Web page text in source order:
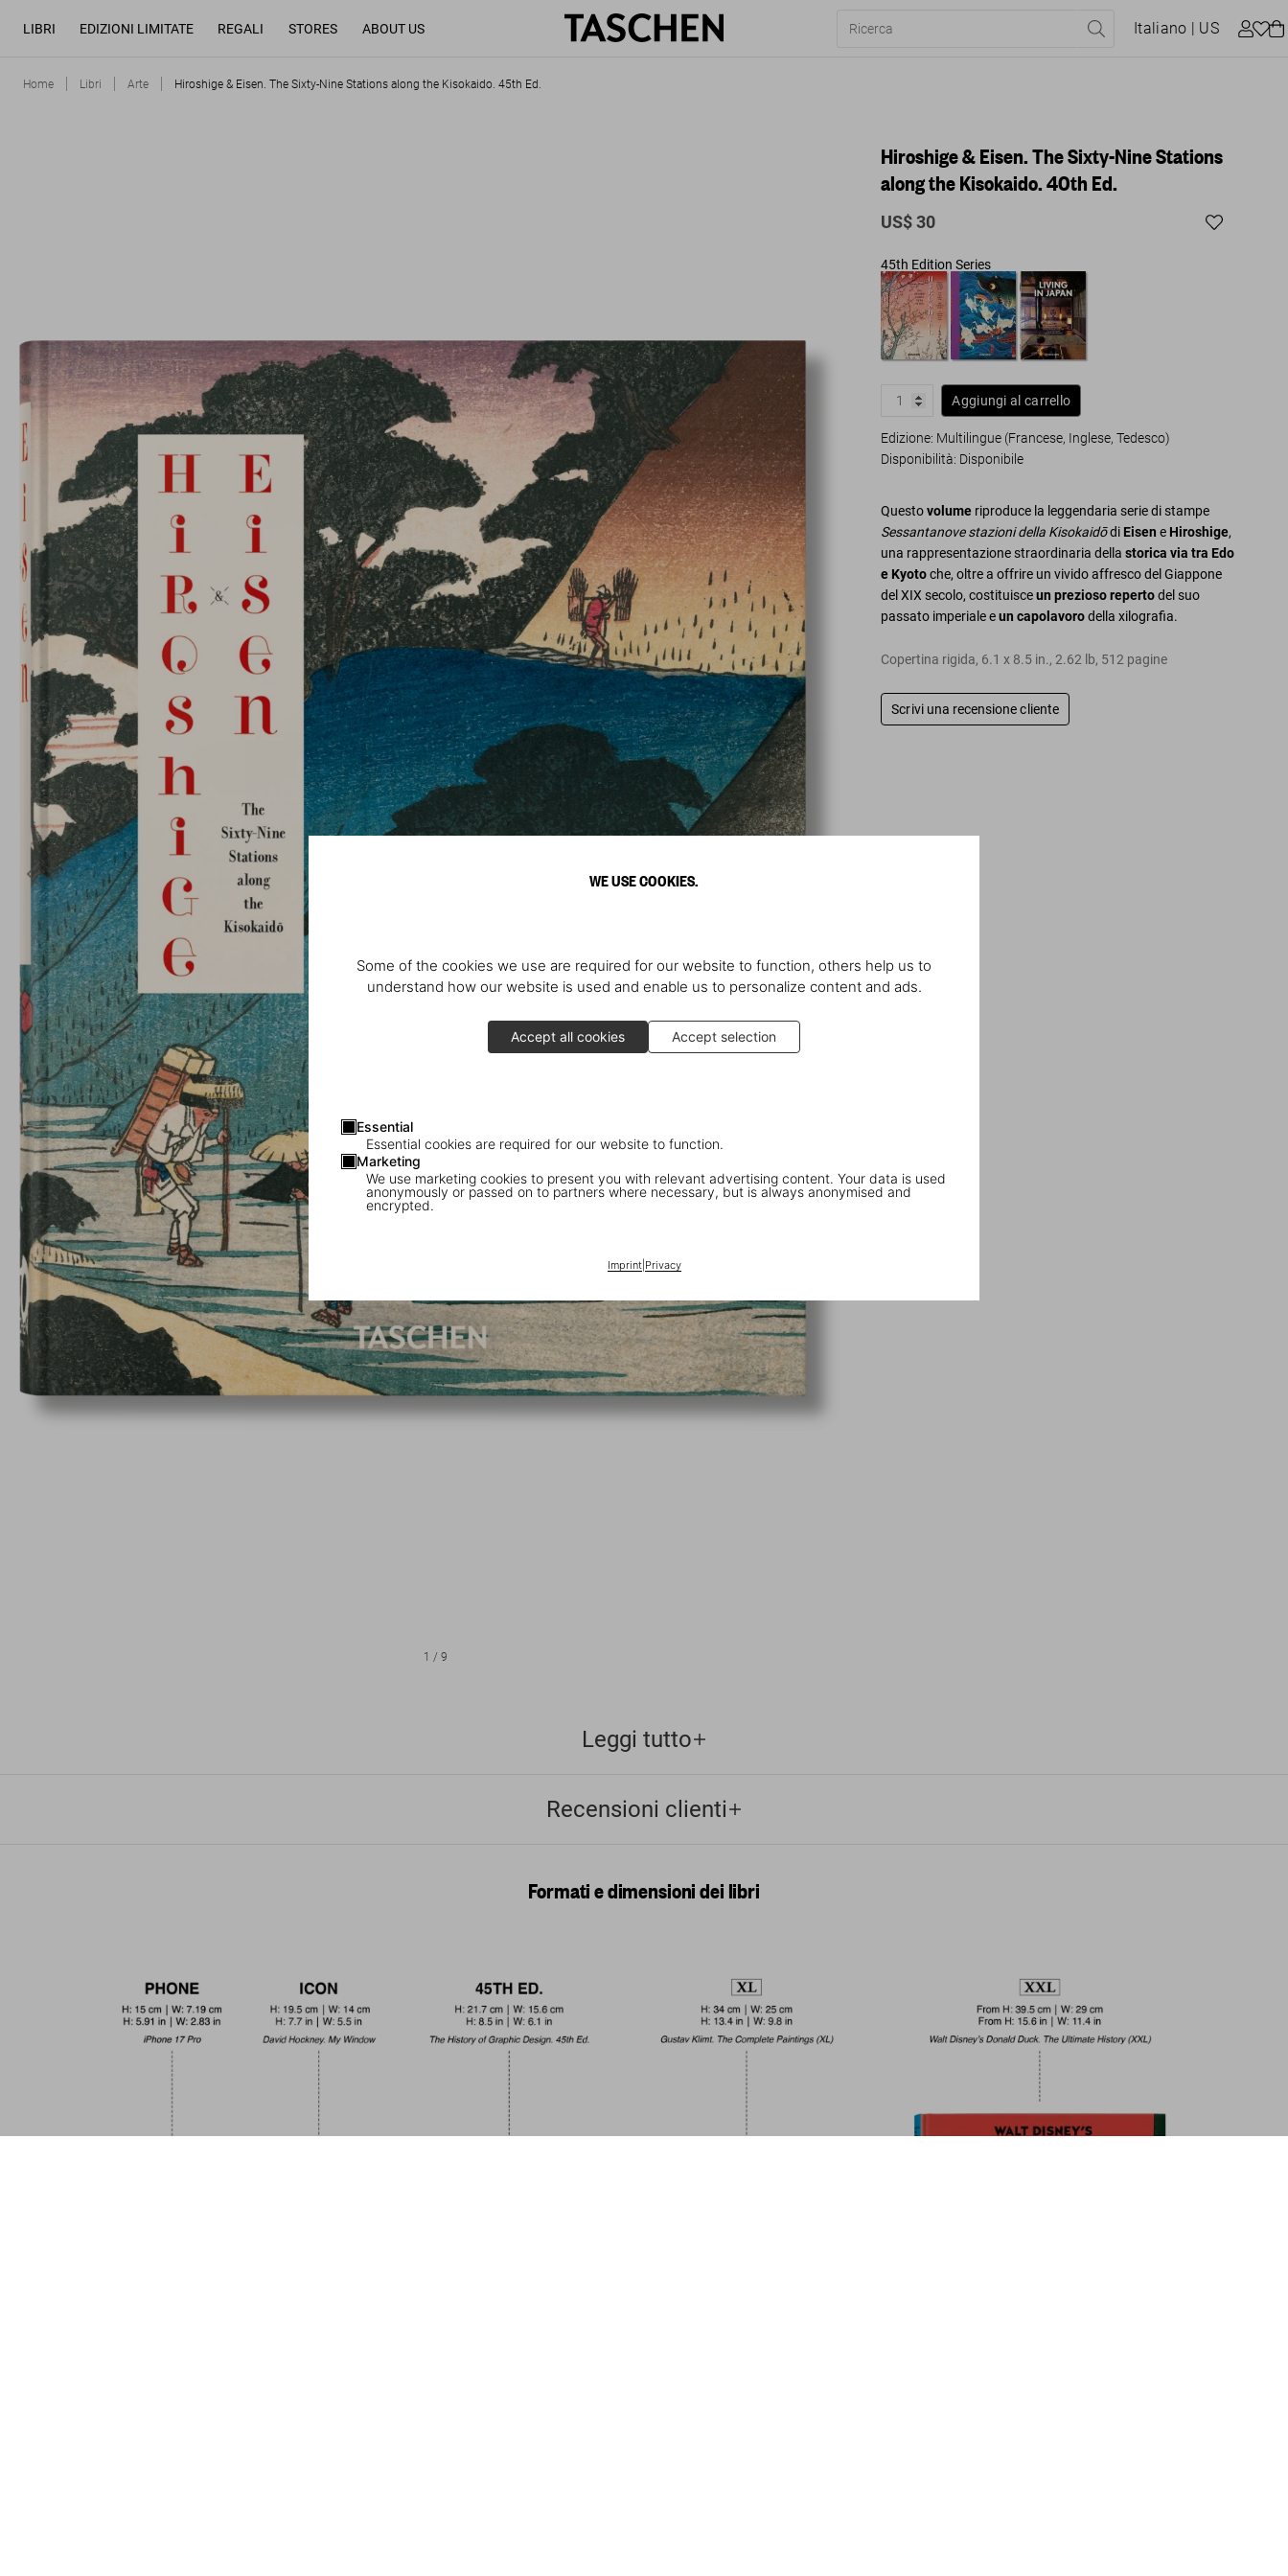
WE USE COOKIES.
Some of the cookies we use are required for our website to function, others help us to
understand how our website is used and enable us to personalize content and ads.
Accept all cookies Accept selection
Essential
Essential cookies are required for our website to function.
Marketing
We use marketing cookies to present you with relevant advertising content. Your data is used
anonymously or passed on to partners where necessary, but is always anonymised and
encrypted.
Imprint| Privacy
LIBRI EDIZIONI LIMITATE REGALI STORES ABOUT US Italiano | US
Home Libri Arte Hiroshige & Eisen. The Sixty-Nine Stations along the Kisokaido. 45th Ed.
1 /9
Hiroshige & Eisen. The Sixty-Nine Stations
along the Kisokaido. 40th Ed.
US$ 30
45th Edition Series
Aggiungi al carrello
Edizione: Multilingue (Francese, Inglese, Tedesco)
Disponibilità: Disponibile
Questovolume riproduce la leggendaria serie di stampe
Sessantanove stazioni della Kisokaidōdi Eisen e Hiroshige,
una rappresentazione straordinaria dellastorica via tra Edo
e Kyotoche, oltre a offrire un vivido affresco del Giappone
del XIX secolo, costituisceun prezioso repertodel suo
passato imperiale eun capolavorodella xilografia.
Copertina rigida, 6.1 x 8.5 in.,2.62 lb, 512 pagine
Scrivi una recensione cliente
Leggi tutto
Recensioni clienti
Formati e dimensioni dei libri